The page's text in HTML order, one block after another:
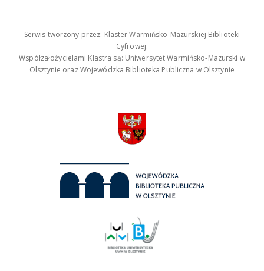
Serwis tworzony przez: Klaster Warmińsko-Mazurskiej Biblioteki
Cyfrowej.
Współzałożycielami Klastra są: Uniwersytet Warmińsko-Mazurski w
Olsztynie oraz Wojewódzka Biblioteka Publiczna w Olsztynie